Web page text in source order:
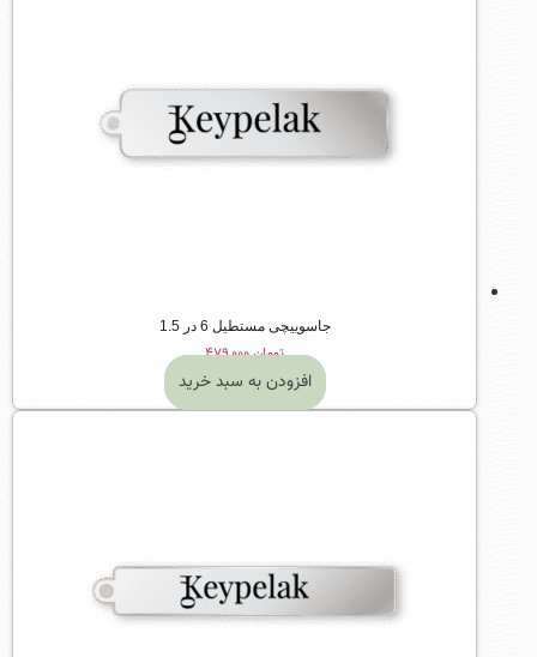
جاسوییچی مستطیل 6 در 1.5
تومان۴۷۹,۰۰۰
افزودن به سبد خرید